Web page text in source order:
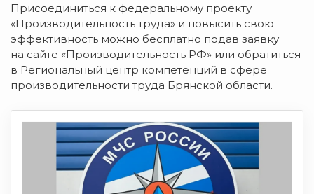
Присоединиться к федеральному проекту
«Производительность труда» и повысить свою
эффективность можно бесплатно подав заявку
на сайте «Производительность РФ» или обратиться
в Региональный центр компетенций в сфере
производительности труда Брянской области.